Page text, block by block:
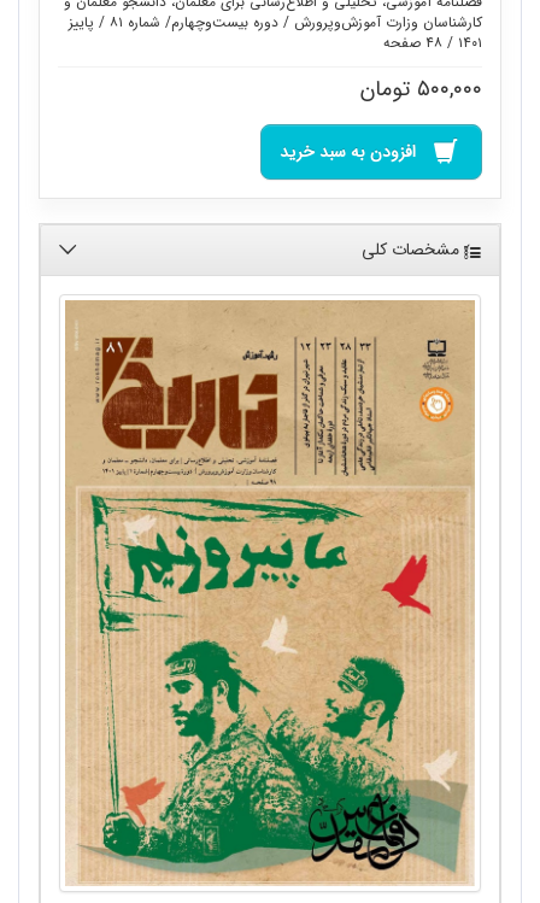
کارشناسان وزارت آموزش‌وپرورش / دوره بیست‌وچهارم/ شماره ۸۱ / پاییز
۱۴۰۱ / ۴۸ صفحه
۵۰۰,۰۰۰ تومان
افزودن به سبد خرید
مشخصات کلی